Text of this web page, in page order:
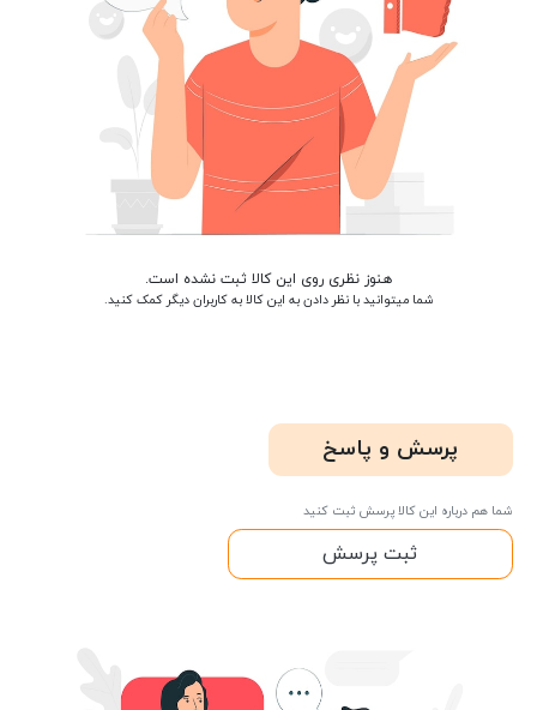
هنوز نظری روی این کالا ثبت نشده است.
شما میتوانید با نظر دادن به این کالا به کاربران دیگر کمک کنید.
پرسش و پاسخ
شما هم درباره این کالا پرسش ثبت کنید
ثبت پرسش